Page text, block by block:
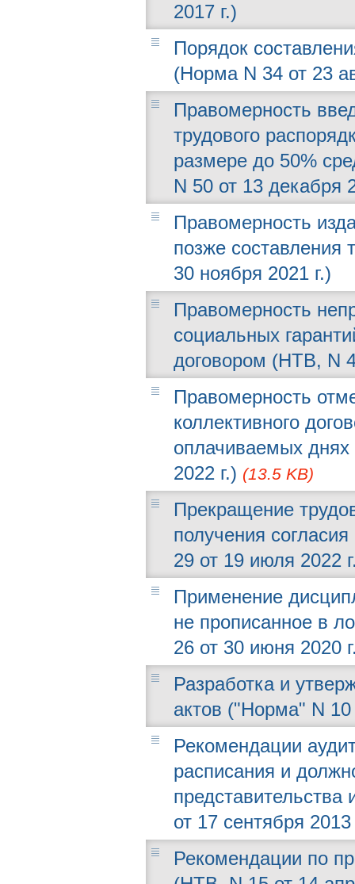
2017 г.)
Порядок
(Норма N 34 от 23
Правомерность
трудового
размере до 50%
N 50 от 13 декабря
Правомерность
позже составления
30 ноября 2021 г.)
Правомерность
социальных
договором (НТВ, N
Правомерность
коллективного
оплачиваемых
2022 г.) (13.5 KB)
Прекращение
получения
29 от 19 июля 2022
Применение
не прописанное в
26 от 30 июня 2020
Разработка и
актов ("Норма" N
Рекомендации
расписания и
от 17 сентября 2013
Рекомендации по